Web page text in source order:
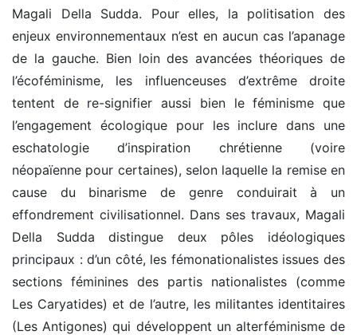
Magali Della Sudda. Pour elles, la politisation des
enjeux environnementaux n’est en aucun cas l’apanage
de la gauche. Bien loin des avancées théoriques de
l’écoféminisme, les influenceuses d’extrême droite
tentent de re-signifier aussi bien le féminisme que
l’engagement écologique pour les inclure dans une
eschatologie d’inspiration chrétienne (voire
néopaïenne pour certaines), selon laquelle la remise en
cause du binarisme de genre conduirait à un
effondrement civilisationnel. Dans ses travaux, Magali
Della Sudda distingue deux pôles idéologiques
principaux : d’un côté, les fémonationalistes issues des
sections féminines des partis nationalistes (comme
Les Caryatides) et de l’autre, les militantes identitaires
(Les Antigones) qui développent un alterféminisme de